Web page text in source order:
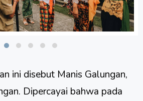
ini disebut Manis Galungan,
Dipercayai bahwa pada